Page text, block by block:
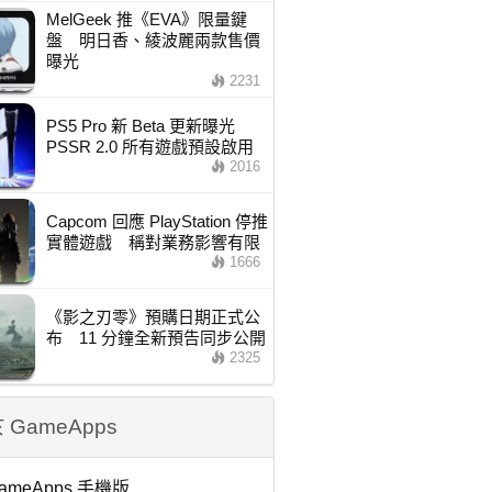
MelGeek 推《EVA》限量鍵
盤 明日香、綾波麗兩款售價
曝光
2231
PS5 Pro 新 Beta 更新曝光
PSSR 2.0 所有遊戲預設啟用
2016
Capcom 回應 PlayStation 停推
實體遊戲 稱對業務影響有限
1666
《影之刃零》預購日期正式公
布 11 分鐘全新預告同步公開
2325
GameApps
手機版